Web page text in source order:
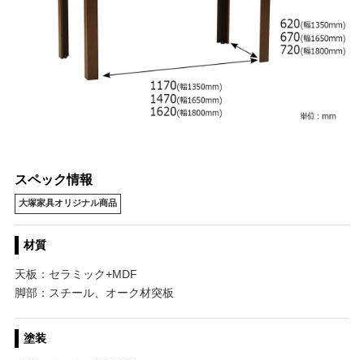
スペック情報
大塚家具オリジナル商品
材質
天板：セラミック+MDF
脚部：スチール、オーク材突板
塗装